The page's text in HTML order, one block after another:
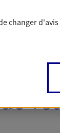
changer